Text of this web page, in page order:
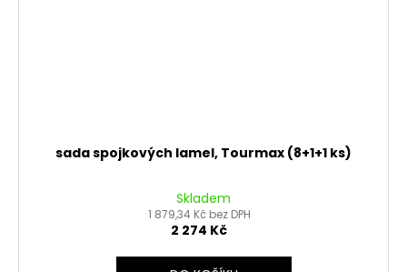
sada spojkových lamel, Tourmax (8+1+1 ks)
Skladem
1 879,34 Kč bez DPH
2 274 Kč